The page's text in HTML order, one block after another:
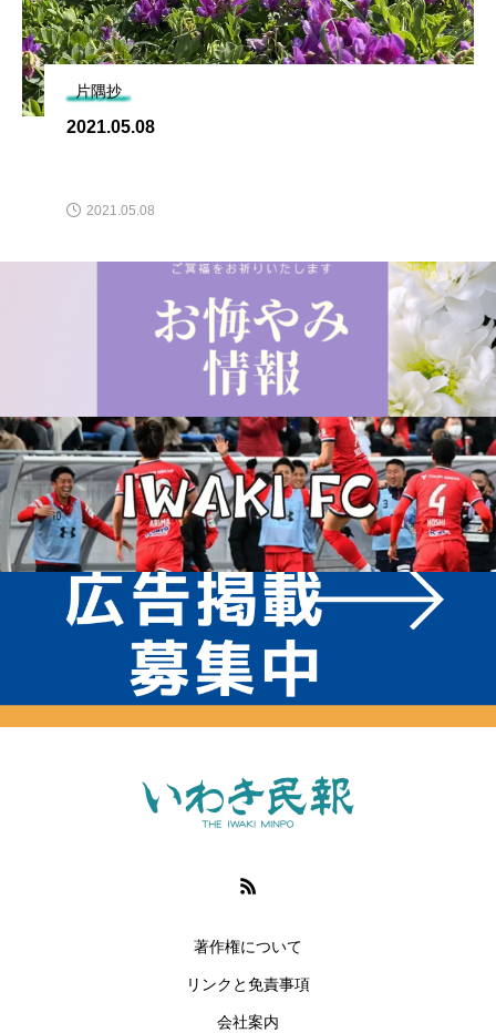
片隅抄
2021.05.08
2021.05.08
著作権について
リンクと免責事項
会社案内